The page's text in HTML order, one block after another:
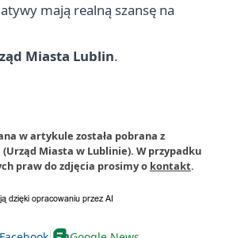
mają realną szansę na
Miasta Lublin.
w artykule została pobrana z
Miasta w Lublinie). W przypadku
praw do zdjęcia prosimy o kontakt.